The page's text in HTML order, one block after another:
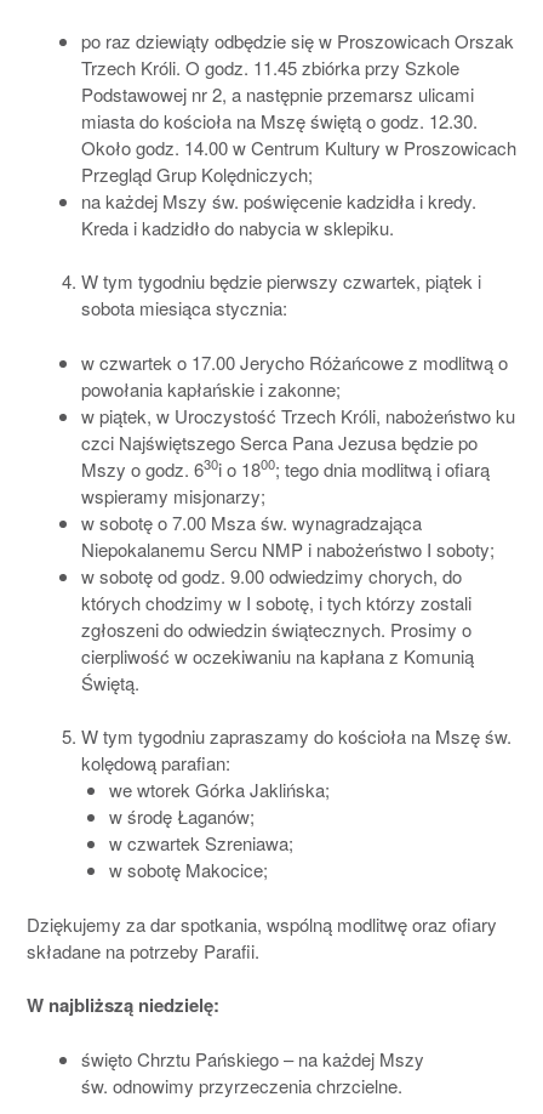
po raz dziewiąty odbędzie się w Proszowicach Orszak
Trzech Króli. O godz. 11.45 zbiórka przy Szkole
Podstawowej nr 2, a następnie przemarsz ulicami
miasta do kościoła na Mszę świętą o godz. 12.30.
Około godz. 14.00 w Centrum Kultury w Proszowicach
Przegląd Grup Kolędniczych;
na każdej Mszy św. poświęcenie kadzidła i kredy.
Kreda i kadzidło do nabycia w sklepiku.
W tym tygodniu będzie pierwszy czwartek, piątek i
sobota miesiąca stycznia:
w czwartek o 17.00 Jerycho Różańcowe z modlitwą o
powołania kapłańskie i zakonne;
w piątek, w Uroczystość Trzech Króli, nabożeństwo ku
czci Najświętszego Serca Pana Jezusa będzie po
Mszy o godz. 630i o 1800; tego dnia modlitwą i ofiarą
wspieramy misjonarzy;
w sobotę o 7.00 Msza św. wynagradzająca
Niepokalanemu Sercu NMP i nabożeństwo I soboty;
w sobotę od godz. 9.00 odwiedzimy chorych, do
których chodzimy w I sobotę, i tych którzy zostali
zgłoszeni do odwiedzin świątecznych. Prosimy o
cierpliwość w oczekiwaniu na kapłana z Komunią
Świętą.
W tym tygodniu zapraszamy do kościoła na Mszę św.
kolędową parafian:
we wtorek Górka Jaklińska;
w środę Łaganów;
w czwartek Szreniawa;
w sobotę Makocice;
Dziękujemy za dar spotkania, wspólną modlitwę oraz ofiary
składane na potrzeby Parafii.
W najbliższą niedzielę:
święto Chrztu Pańskiego – na każdej Mszy
św. odnowimy przyrzeczenia chrzcielne.